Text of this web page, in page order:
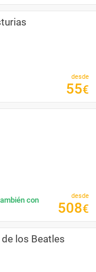
desde
55€
con
desde
508€
los Beatles